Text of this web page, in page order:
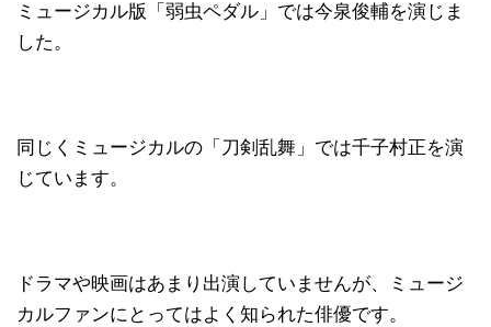
ミュージカル版「弱虫ペダル」では今泉俊輔を演じま
した。
同じくミュージカルの「刀剣乱舞」では千子村正を演
じています。
ドラマや映画はあまり出演していませんが、ミュージ
カルファンにとってはよく知られた俳優です。